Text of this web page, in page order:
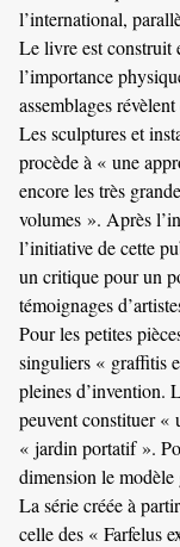
l’international,
Le livre est construit
l’importance
assemblages
Les sculptures et
procède à « une
encore les très
volumes ». Après
l’initiative de cette
un critique pour un
témoignages
Pour les petites
singuliers « graffitis
pleines d’invention.
peuvent constituer «
« jardin portatif ».
dimension le modèle
La série créée à
celle des « Farfelus